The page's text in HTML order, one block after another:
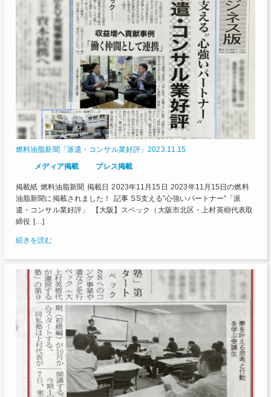
燃料油脂新聞「派遣・コンサル業好評」2023.11.15
メディア掲載
プレス掲載
掲載紙 燃料油脂新聞 掲載日 2023年11月15日 2023年11月15日の燃料
油脂新聞に掲載されました！ 記事 SS支える”心強いパートナー”「派
遣・コンサル業好評」 【大阪】スペック（大阪市北区・上村英樹代表取
締役 […]
続きを読む